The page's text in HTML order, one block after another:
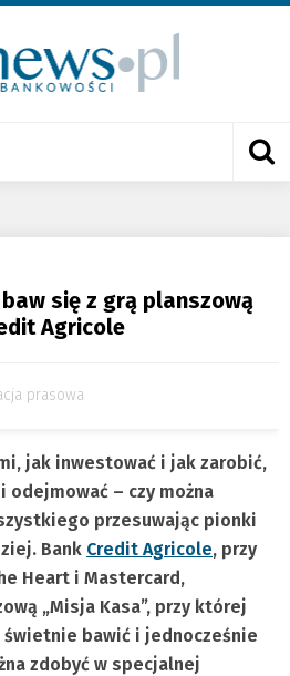
się z grą planszową
Agricole
prasowa
jak inwestować i jak zarobić,
odejmować – czy można
przesuwając pionki
Bank Credit Agricole, przy
Heart i Mastercard,
„Misja Kasa”, przy której
świetnie bawić i jednocześnie
zdobyć w specjalnej